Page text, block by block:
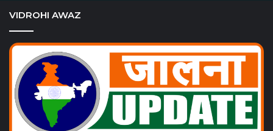
VIDROHI AWAZ